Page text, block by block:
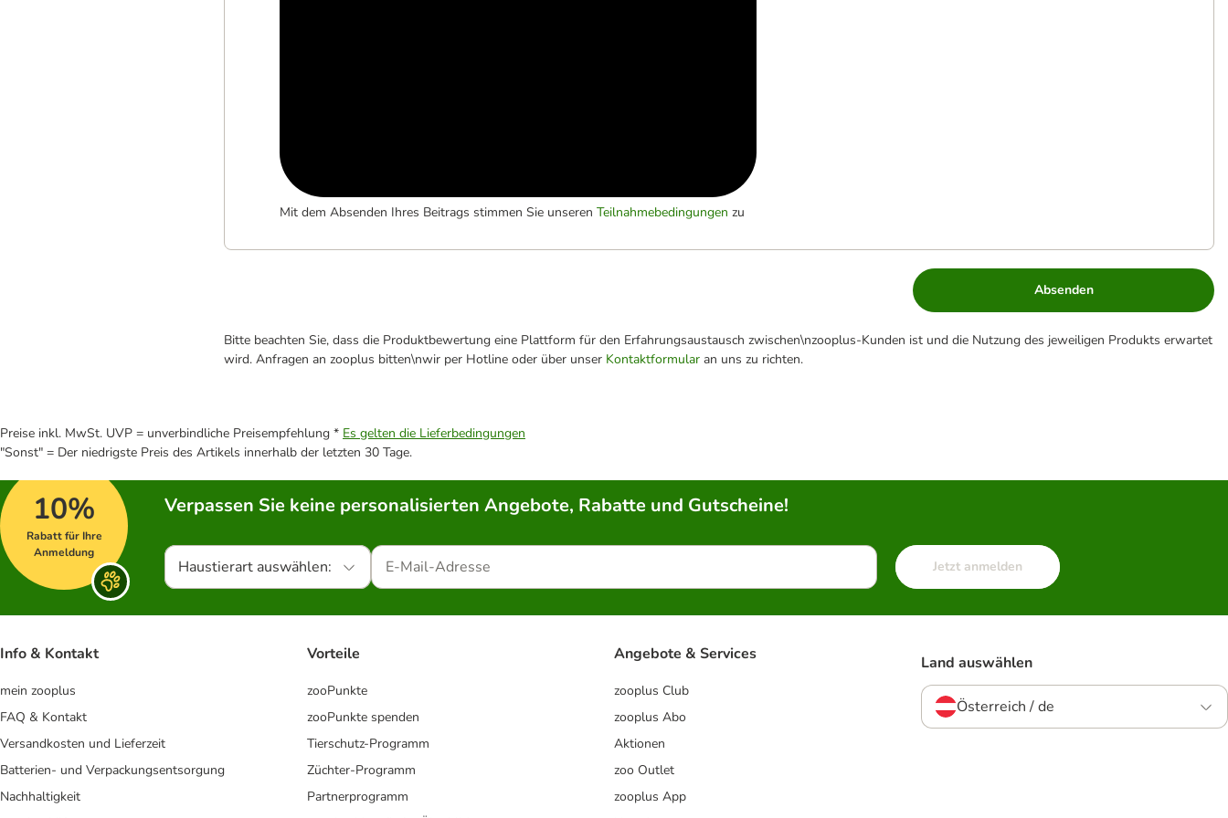
Mit dem Absenden Ihres Beitrags stimmen Sie unseren Teilnahmebedingungen zu
Absenden
Bitte beachten Sie, dass die Produktbewertung eine Plattform für den Erfahrungsaustausch zwischen\nzooplus-Kunden ist und die Nutzung des jeweiligen Produkts erwartet
wird. Anfragen an zooplus bitten\nwir per Hotline oder über unser Kontaktformular an uns zu richten.
Preise inkl. MwSt. UVP = unverbindliche Preisempfehlung * Es gelten die Lieferbedingungen
"Sonst" = Der niedrigste Preis des Artikels innerhalb der letzten 30 Tage.
10%
Rabatt für Ihre
Anmeldung
Verpassen Sie keine personalisierten Angebote, Rabatte und Gutscheine!
Haustierart auswählen: Jetzt anmelden
Info & Kontakt
mein zooplus
FAQ & Kontakt
Versandkosten und Lieferzeit
Batterien- und Verpackungsentsorgung
Nachhaltigkeit
Vorteile
zooPunkte
zooPunkte spenden
Tierschutz-Programm
Züchter-Programm
Partnerprogramm
Angebote & Services
zooplus Club
zooplus Abo
Aktionen
zoo Outlet
zooplus App
Land auswählen
Österreich / de